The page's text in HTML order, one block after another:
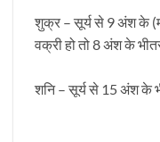
शुक्र – सूर्य से 9 अंश के
वक्री हो तो 8 अंश के
शनि – सूर्य से 15 अंश के